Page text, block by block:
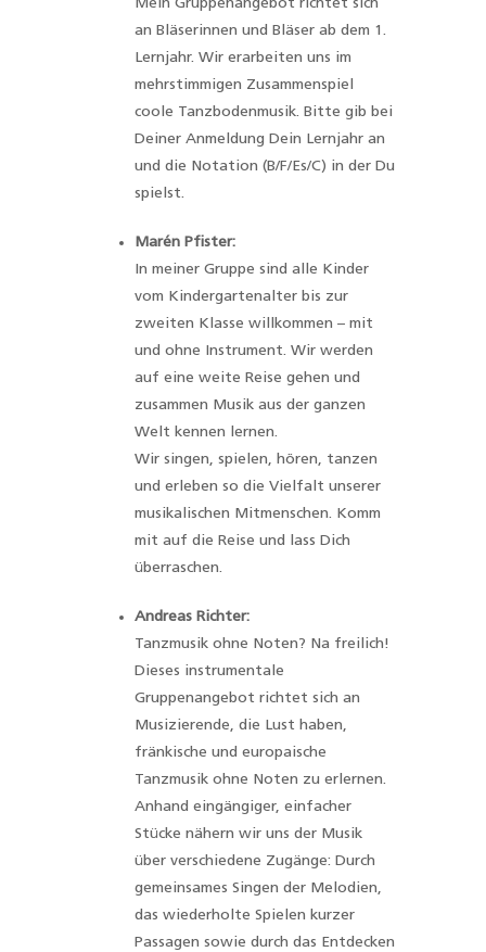
Mein Gruppenangebot richtet sich
an Bläserinnen und Bläser ab dem 1.
Lernjahr. Wir erarbeiten uns im
mehrstimmigen Zusammenspiel
coole Tanzbodenmusik. Bitte gib bei
Deiner Anmeldung Dein Lernjahr an
und die Notation (B/F/Es/C) in der Du
spielst.
Marén Pfister:
In meiner Gruppe sind alle Kinder
vom Kindergartenalter bis zur
zweiten Klasse willkommen – mit
und ohne Instrument. Wir werden
auf eine weite Reise gehen und
zusammen Musik aus der ganzen
Welt kennen lernen.
Wir singen, spielen, hören, tanzen
und erleben so die Vielfalt unserer
musikalischen Mitmenschen. Komm
mit auf die Reise und lass Dich
überraschen.
Andreas Richter:
Tanzmusik ohne Noten? Na freilich!
Dieses instrumentale
Gruppenangebot richtet sich an
Musizierende, die Lust haben,
fränkische und europaische
Tanzmusik ohne Noten zu erlernen.
Anhand eingängiger, einfacher
Stücke nähern wir uns der Musik
über verschiedene Zugänge: Durch
gemeinsames Singen der Melodien,
das wiederholte Spielen kurzer
Passagen sowie durch das Entdecken